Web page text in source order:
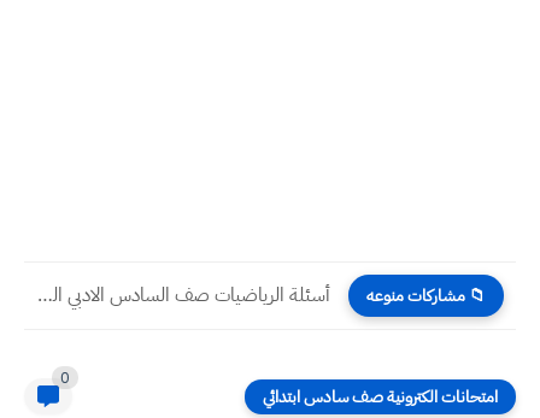
📁 مشاركات منوعه أسئلة الرياضيات صف السادس الادبي التمهيدي 2024
امتحانات الكترونية صف سادس ابتدائي
0